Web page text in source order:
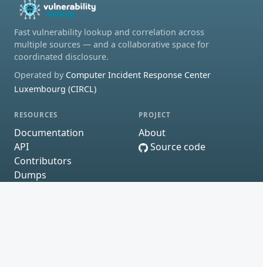
Fast vulnerability lookup and correlation across
multiple sources — and a collaborative space for
coordinated disclosure.
Operated by Computer Incident Response Center
Luxembourg (CIRCL)
RESOURCES
Documentation
API
Contributors
Dumps
PROJECT
About
Source code